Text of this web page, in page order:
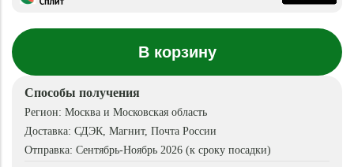
В корзину
Способы получения
Регион: Москва и Московская область
Доставка: СДЭК, Магнит, Почта России
Отправка: Сентябрь-Ноябрь 2026 (к сроку посадки)